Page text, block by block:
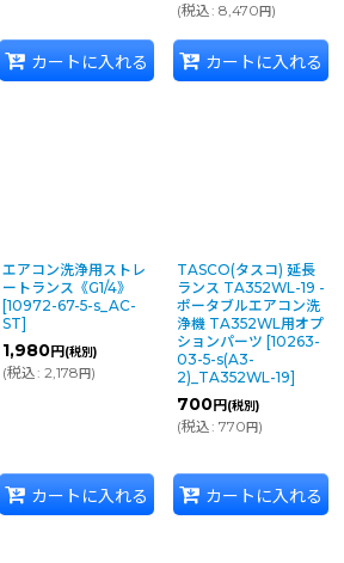
カートに入れる
(税込: 8,470 円)
カートに入れる
エアコン洗浄用ストレ
ートランス《G1/4》
[10972-67-5-s_AC-
ST]
1,980円 (税別)
(税込: 2,178 円)
カートに入れる
TASCO(タスコ) 延長
ランス TA352WL-19 -
ポータブルエアコン洗
浄機 TA352WL用オプ
ションパーツ [10263-
03-5-s(A3-
2)_TA352WL-19]
700円 (税別)
(税込: 770 円)
カートに入れる